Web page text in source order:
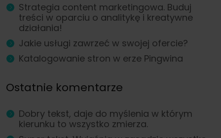
Strategia content marketingowa. Buduj
treści w oparciu o analitykę i kreatywne
działania!
Jakie usługi zawrzeć w swojej ofercie?
Katalogowanie stron w erze Pingwina
Ostatnie komentarze
Dobry tekst, daje do myślenia w którym
kierunku to wszystko zmierza.